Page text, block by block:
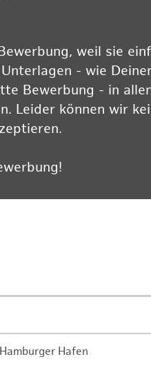
weil sie
- wie
Bewerbung - in
Leider können wir
Hafen